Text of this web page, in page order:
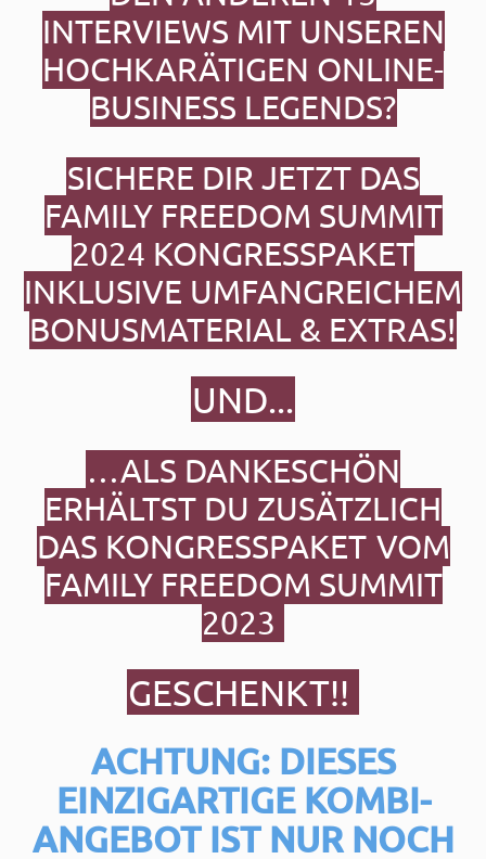
INTERVIEWS MIT UNSEREN
HOCHKARÄTIGEN ONLINE-
BUSINESS LEGENDS?
SICHERE DIR JETZT DAS
FAMILY FREEDOM SUMMIT
2024 KONGRESSPAKET
INKLUSIVE UMFANGREICHEM
BONUSMATERIAL & EXTRAS!
UND...
…ALS DANKESCHÖN
ERHÄLTST DU ZUSÄTZLICH
DAS KONGRESSPAKET VOM
FAMILY FREEDOM SUMMIT
2023
GESCHENKT!!
ACHTUNG: DIESES
EINZIGARTIGE KOMBI-
ANGEBOT IST NUR NOCH